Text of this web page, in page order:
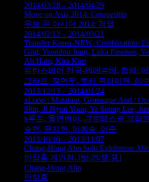
2014/03/28 – 2014/04/29
Move on Asia 2014: Censorship
무브 온 아시아 2014: 검열
2014/02/13 – 2014/03/21
Transfer Korea-NRW, Combination:
Graf, Yeondoo Jung, Luka Fineisen,
Ah Ham, Kira Kim
트란스페어 한국-엔에르베, 합체:
그라프, 정연두, 루카 핀아이젠, 이
2013/12/13 – 2014/01/24
xLoop : Mutation, Grotesque And / Or
Shin, Ji Hyun Yoon, Ye Seung Lee,
x루프: 돌연변이, 그로테스크 그리
승연, 윤지현, 이예승, 이준
2013/10/10 – 2013/11/07
Chang-Hong Ahn Solo Exhibition:
안창홍 개인전: [발:견/發:見]
Chang-Hong Ahn
안창홍